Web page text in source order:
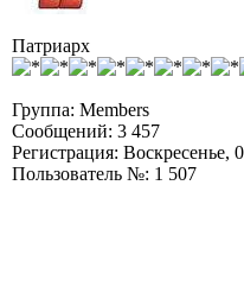
Патриарх
Группа: Members
Сообщений: 3 457
Регистрация: Воскресенье,
Пользователь №: 1 507